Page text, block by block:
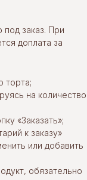
под заказ. При
доплата за
торта;
на количество
«Заказать»;
к заказу»
или добавить
обязательно